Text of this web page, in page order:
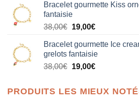
initial
était :
38,00€.
actuel
19,00€.
Bracelet gourmette Kiss
fantaisie
38,00€ Le
initial
était :
38,00€.
19,00€Le
actuel
est :
19,00€.
Bracelet gourmette Ice
grelots fantaisie
38,00€ Le
était :
19,00€Le
est :
PRODUITS LES MIEUX